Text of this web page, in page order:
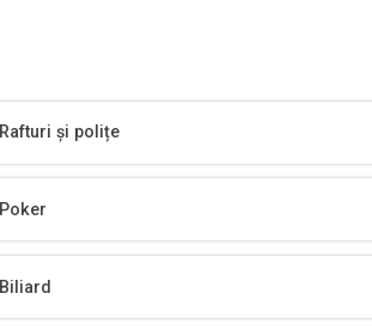
Rafturi și polițe
Poker
Biliard